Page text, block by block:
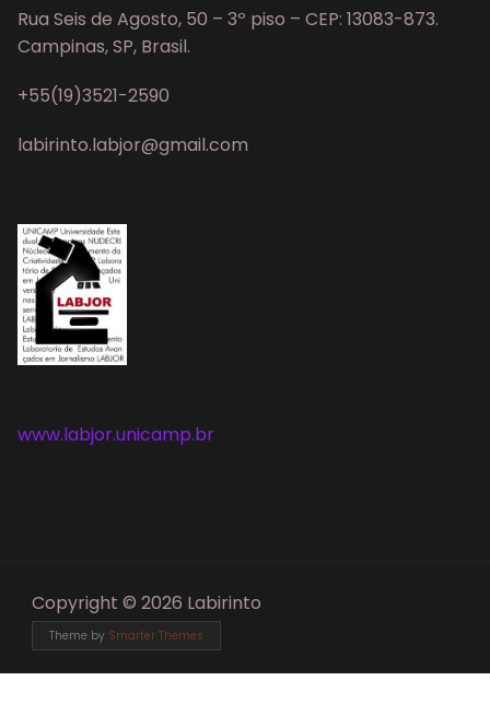
Rua Seis de Agosto, 50 – 3º piso – CEP: 13083-873.
Campinas, SP, Brasil.
+55(19)3521-2590
labirinto.labjor@gmail.com
www.labjor.unicamp.br
Copyright © 2026 Labirinto
Theme by Smarter Themes